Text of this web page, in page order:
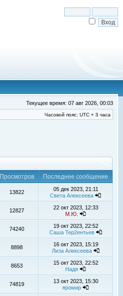
Текущее время: 07 авг 2026, 00:03
Часовой пояс: UTC + 3 часа
Просмотров Последнее сообщение
13822
05 дек 2023, 21:11
Света Алексеева
12827
22 окт 2023, 12:33
М.Ю.
74240
19 окт 2023, 22:52
Саша Тер2ентьев
8898
16 окт 2023, 15:19
Лиза Алексеева
8653
15 окт 2023, 22:52
Надя
74819
13 окт 2023, 15:30
яромир